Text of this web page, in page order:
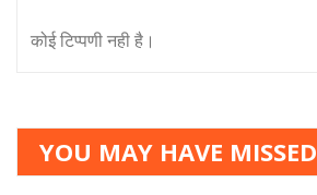
कोई टिप्पणी नही है।
YOU MAY HAVE MISSED